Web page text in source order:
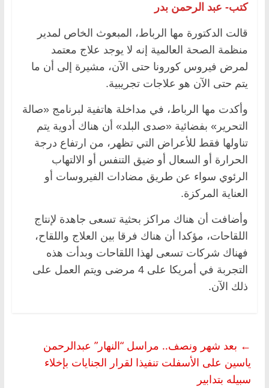
كتب- عبد الرحمن بدر
قالت الدكتورة مها الرباط، المبعوث الخاص لمدير
منظمة الصحة العالمية إنه لا يوجد علاج معتمد
لمرض فيروس كورونا حتى الآن، مشيرة إلى أن ما
يتم حتى الآن هو علاجات تجريبية.
وأكدت مها الرباط، في مداخلة هاتفية لبرنامج «صالة
التحرير» بفضائية «صدى البلد» أن هناك أدوية يتم
تناولها فقط للأعراض التي تظهر، من ارتفاع درجة
الحرارة أو السعال أو ضيق التنفس أو الالتهاب
الرئوي سواء عن طريق مضادات الفيروسات أو
العناية المركزة.
وأضافت أن هناك مراكز بحثية تسعى جاهدة لإنتاج
اللقاحات، مؤكدا أن هناك فرقا بين العلاج واللقاح،
فهناك شركات تسعى لهذا اللقاحات وبدأت هذه
التجربة في أمريكا على 4 مرضى ويتم العمل على
ذلك الآن.
← بعد شهر ونصف.. مراسل “النهار” عبدالرحمن
ياسين على الأسفلت تنفيذا لقرار الجنايات بإخلاء
سبيله بتدابير